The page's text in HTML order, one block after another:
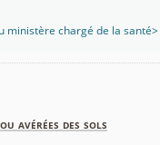
ministère chargé de la santé>
avérées des sols